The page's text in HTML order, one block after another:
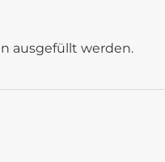
ausgefüllt werden.